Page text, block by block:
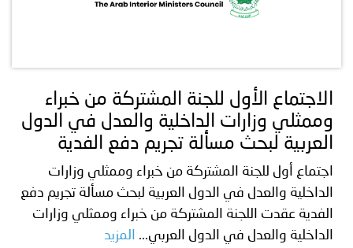
الاجتماع الأول للجنة المشتركة من خبراء
وممثلي وزارات الداخلية والعدل في الدول
العربية لبحث مسألة تجريم دفع الفدية
اجتماع أول للجنة المشتركة من خبراء وممثلي وزارات
الداخلية والعدل في الدول العربية لبحث مسألة تجريم دفع
الفدية عقدت اللجنة المشتركة من خبراء وممثلي وزارات
الداخلية والعدل في الدول العربي...
المزيد